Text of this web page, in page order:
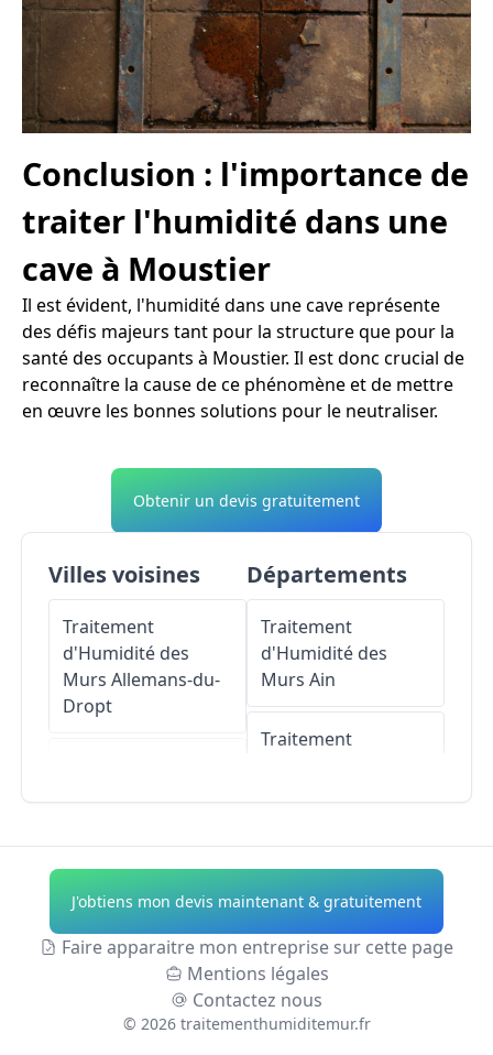
Conclusion : l'importance de
traiter l'humidité dans une
cave à Moustier
Il est évident, l'humidité dans une cave représente
des défis majeurs tant pour la structure que pour la
santé des occupants à Moustier. Il est donc crucial de
reconnaître la cause de ce phénomène et de mettre
en œuvre les bonnes solutions pour le neutraliser.
Obtenir un devis gratuitement
Villes voisines
Traitement
d'Humidité des
Murs Allemans-du-
Dropt
Traitement
d'Humidité des
MursRoumagne
d'Humidité des
Départements
Traitement
d'Humidité des
Murs Ain
Traitement
Traitement
d'Humidité des
Murs Allier
Traitement
d'Humidité des
MursAlpes-de-
J'obtiens mon devis maintenant & gratuitement
Faire apparaitre mon entreprise sur cette page
Mentions légales
Contactez nous
© 2026 traitementhumiditemur.fr